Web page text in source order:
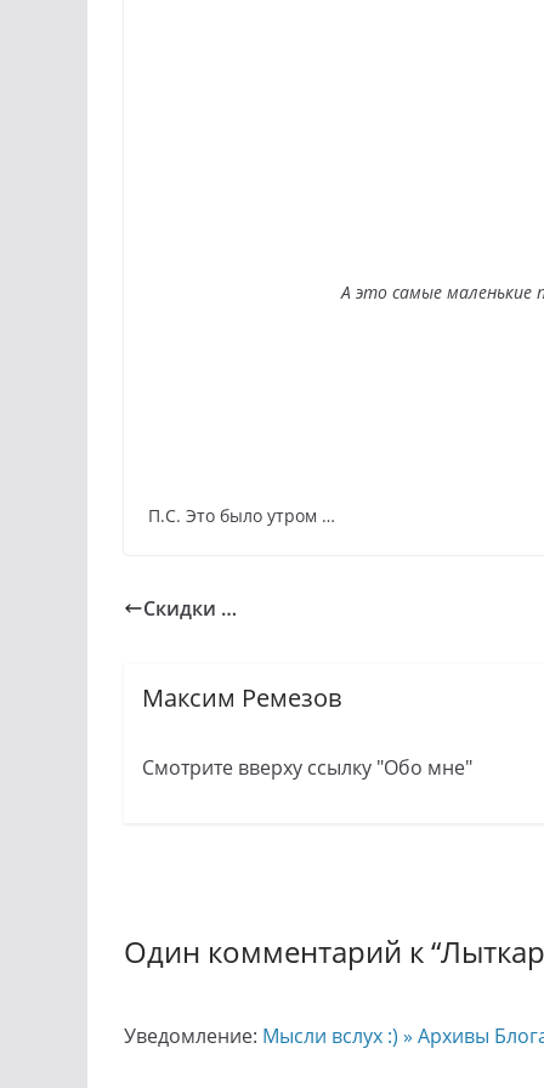
А это самые
П.С. Это было утром …
Скидки …
Максим Ремезов
Смотрите вверху ссылку "Обо мне"
Один комментарий к “
Уведомление: Мысли вслух :) » Архивы